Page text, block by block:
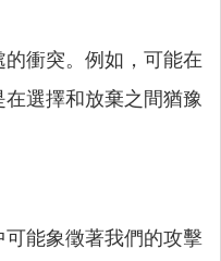
衝突。例如，可能在
選擇和放棄之間猶豫
能象徵著我們的攻擊